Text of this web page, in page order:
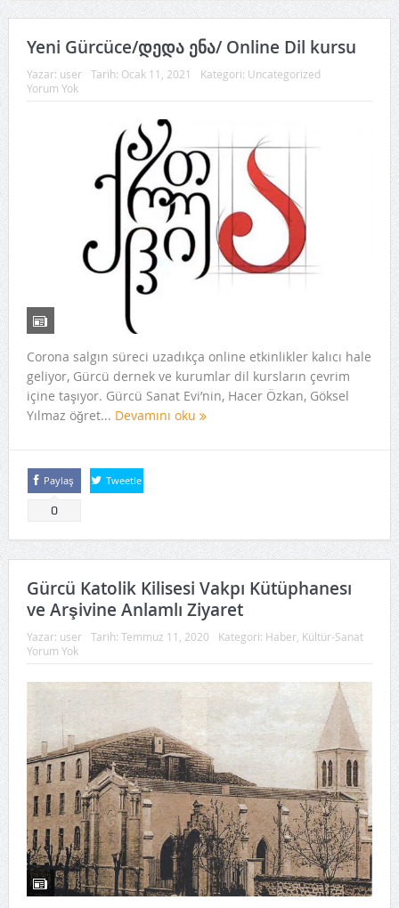
Yeni Gürcüce/დედა ენა/ Online Dil kursu
Yazar: user Tarih: Ocak 11, 2021 Kategori: Uncategorized
Yorum Yok
Corona salgın süreci uzadıkça online etkinlikler kalıcı hale
geliyor, Gürcü dernek ve kurumlar dil kursların çevrim
içine taşıyor. Gürcü Sanat Evi’nin, Hacer Özkan, Göksel
Yılmaz öğret... Devamını oku
Paylaş
0
Tweetle
Gürcü Katolik Kilisesi Vakpı Kütüphanesı
ve Arşivine Anlamlı Ziyaret
Yazar: user Tarih: Temmuz 11, 2020 Kategori: Haber, Kültür-Sanat
Yorum Yok